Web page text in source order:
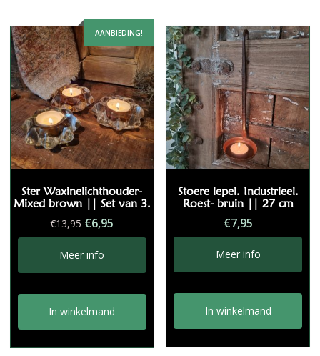
AANBIEDING!
Ster Waxinelichthouder-
Mixed brown || Set van 3.
€13,95 Oorspronkelijke
prijs
was:
€13,95.
€6,95
prijs
€6,95.
Meer info
In winkelmand
Stoere lepel. Industrieel.
Roest- bruin || 27 cm
€7,95
Meer info
In winkelmand